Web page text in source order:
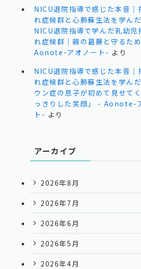
NICU退院指導で感じた本音｜
れ症候群と心肺蘇生法を学ん
NICU退院指導で学んだ乳幼児
れ症候群｜親の葛藤と守るた
Aonote-アオノート- より
NICU退院指導で感じた本音｜
れ症候群と心肺蘇生法を学ん
ウン症の息子が初めて見せて
っきりした笑顔」 - Aonote-
ト- より
アーカイブ
2026年8月
2026年7月
2026年6月
2026年5月
2026年4月